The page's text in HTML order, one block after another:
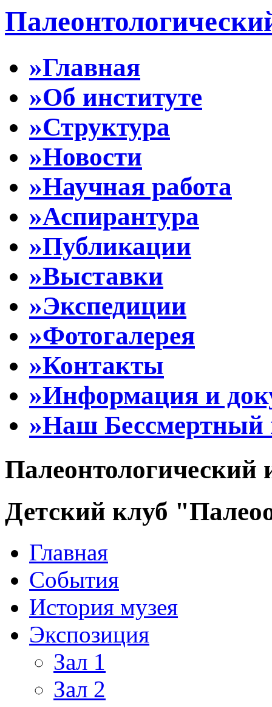
»Главная
»Об институте
»Структура
»Новости
»Научная работа
»Аспирантура
»Публикации
»Выставки
»Экспедиции
»Фотогалерея
»Контакты
»Информация и
»Наш Бессмертный
Палеонтологический
Детский клуб
Главная
События
История музея
Экспозиция
Зал 1
Зал 2